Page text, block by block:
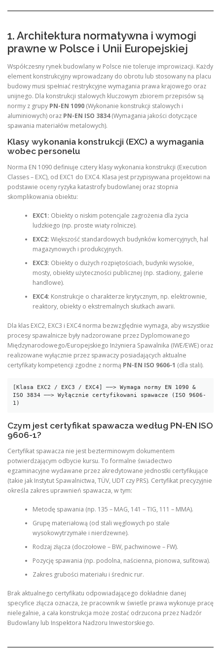
1. Architektura normatywna i wymogi
prawne w Polsce i Unii Europejskiej
Współczesny rynek budowlany w Polsce nie toleruje improwizacji. Każdy
element konstrukcyjny wprowadzany do obrotu lub stosowany na placu
budowy musi spełniać restrykcyjne wymagania prawa krajowego oraz
unijnego. Dla konstrukcji stalowych kluczowym zbiorem przepisów są
normy z grupy PN-EN 1090 (Wykonanie konstrukcji stalowych i
aluminiowych) oraz PN-EN ISO 3834(Wymagania jakości dotyczące
spawania materiałów metalowych).
Klasy wykonania konstrukcji (EXC) a wymagania
wobec personelu
Norma EN 1090 definiuje cztery klasy wykonania konstrukcji (Execution
Classes – EXC), od EXC1 do EXC4. Klasa jest przypisywana projektowi na
podstawie oceny ryzyka katastrofy budowlanej oraz stopnia
skomplikowania obiektu:
EXC1: Obiekty o niskim potencjale zagrożenia dla życia
ludzkiego (np. proste wiaty rolnicze).
EXC2: Większość standardowych budynków komercyjnych, hal
magazynowych i produkcyjnych.
EXC3: Obiekty o dużych rozpiętościach, budynki wysokie,
mosty, obiekty użyteczności publicznej (np. stadiony, galerie
handlowe).
EXC4: Konstrukcje o charakterze krytycznym, np. elektrownie,
reaktory, obiekty o ekstremalnych skutkach awarii.
Dla klas EXC2, EXC3 i EXC4 norma bezwzględnie wymaga, aby wszystkie
procesy spawalnicze były nadzorowane przez Dyplomowanego
Międzynarodowego/Europejskiego Inżyniera Spawalnika (IWE/EWE) oraz
realizowane wyłącznie przez spawaczy posiadających aktualne
certyfikaty kompetencji zgodne z normą PN-EN ISO 9606-1 (dla stali).
[Klasa EXC2 / EXC3 / EXC4] ──> Wymaga normy EN 1090 &
ISO 3834 ──> Wyłącznie certyfikowani spawacze (ISO 9606-
Czym jest certyfikat spawacza według PN-EN ISO
9606-1?
Certyfikat spawacza nie jest bezterminowym dokumentem
potwierdzającym odbycie kursu. To formalne świadectwo
egzaminacyjne wydawane przez akredytowane jednostki certyfikujące
(takie jak Instytut Spawalnictwa, TÜV, UDT czy PRS). Certyfikat precyzyjnie
określa zakres uprawnień spawacza, w tym:
Metodę spawania (np. 135 – MAG, 141 – TIG, 111 – MMA).
Grupę materiałową (od stali węglowych po stale
wysokowytrzymałe i nierdzewne).
Rodzaj złącza (doczołowe – BW, pachwinowe – FW).
Pozycję spawania (np. podolna, naścienna, pionowa, sufitowa).
Zakres grubości materiału i średnic rur.
Brak aktualnego certyfikatu odpowiadającego dokładnie danej
specyfice złącza oznacza, że pracownik w świetle prawa wykonuje pracę
nielegalnie, a cała konstrukcja może zostać odrzucona przez Nadzór
Budowlany lub Inspektora Nadzoru Inwestorskiego.